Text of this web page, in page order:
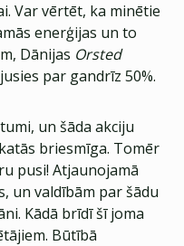
Var vērtēt, ka minētie
enerģijas un to
Dānijas Orsted
par gandrīz 50%.
un šāda akciju
briesmīga. Tomēr
pusi! Atjaunojamā
un valdībām par šādu
Kādā brīdī šī joma
Būtībā